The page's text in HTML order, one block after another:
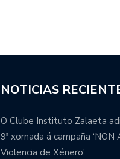
NOTICIAS
O Clube Instituto Zalaeta
9ª xornada á campaña ‘NON
Violencia de Xénero'